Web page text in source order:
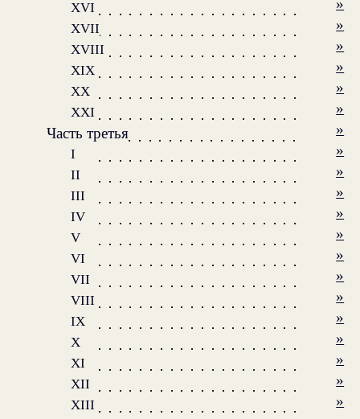
XVI »
XVII »
XVIII »
XIX »
XX »
XXI
»
Часть третья
»
I »
II »
III »
IV »
V »
VI »
VII »
VIII »
IX »
X »
XI »
XII »
XIII »